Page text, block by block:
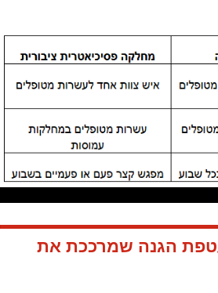
הגנה שמרככת את